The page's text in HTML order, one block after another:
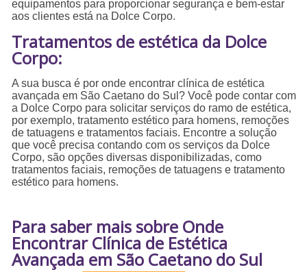
equipamentos para proporcionar segurança e bem-estar
aos clientes está na Dolce Corpo.
Tratamentos de estética da Dolce
Corpo:
A sua busca é por onde encontrar clínica de estética
avançada em São Caetano do Sul? Você pode contar com
a Dolce Corpo para solicitar serviços do ramo de estética,
por exemplo, tratamento estético para homens, remoções
de tatuagens e tratamentos faciais. Encontre a solução
que você precisa contando com os serviços da Dolce
Corpo, são opções diversas disponibilizadas, como
tratamentos faciais, remoções de tatuagens e tratamento
estético para homens.
Para saber mais sobre Onde
Encontrar Clínica de Estética
Avançada em São Caetano do Sul